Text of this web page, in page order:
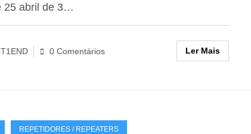
25 abril de 3…
0 Comentários Ler Mais
REPETIDORES / REPEATERS